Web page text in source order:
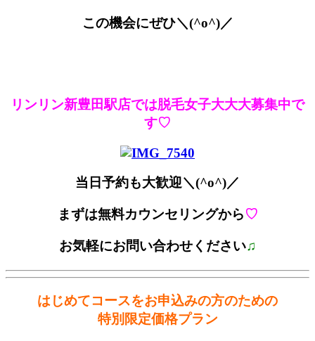
この機会にぜひ＼(^o^)／
リンリン新豊田駅店では脱毛女子大大大募集中で
す♡
当日予約も大歓迎＼(^o^)／
まずは無料カウンセリングから♡
お気軽にお問い合わせください♫
はじめてコースをお申込みの方のための
特別限定価格プラン